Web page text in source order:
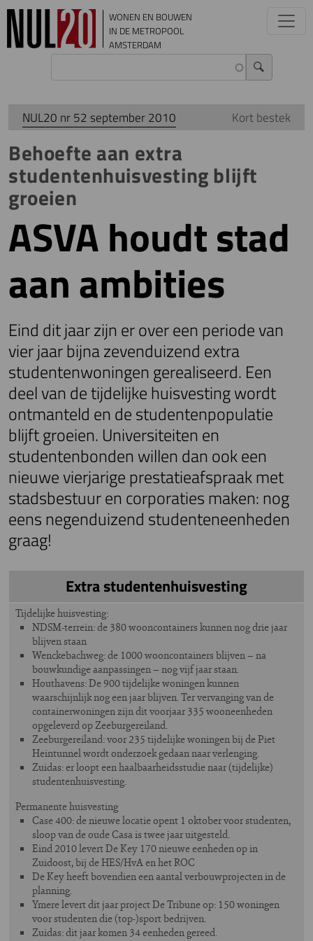
Overslaan en naar de inhoud gaan
WONEN EN BOUWEN
IN DE METROPOOL
AMSTERDAM
NUL20 nr 52 september 2010 Kort bestek
Behoefte aan extra
studentenhuisvesting blijft
groeien
ASVA houdt stad
aan ambities
Eind dit jaar zijn er over een periode van
vier jaar bijna zevenduizend extra
studentenwoningen gerealiseerd. Een
deel van de tijdelijke huisvesting wordt
ontmanteld en de studentenpopulatie
blijft groeien. Universiteiten en
studentenbonden willen dan ook een
nieuwe vierjarige prestatieafspraak met
stadsbestuur en corporaties maken: nog
eens negenduizend studenteneenheden
graag!
Extra studentenhuisvesting
Tijdelijke huisvesting:
NDSM-terrein: de 380 wooncontainers kunnen nog drie jaar
blijven staan
Wenckebachweg: de 1000 wooncontainers blijven – na
bouwkundige aanpassingen – nog vijf jaar staan.
Houthavens: De 900 tijdelijke woningen kunnen
waarschijnlijk nog een jaar blijven. Ter vervanging van de
containerwoningen zijn dit voorjaar 335 wooneenheden
opgeleverd op Zeeburgereiland.
Zeeburgereiland: voor 235 tijdelijke woningen bij de Piet
Heintunnel wordt onderzoek gedaan naar verlenging.
Zuidas: er loopt een haalbaarheidsstudie naar (tijdelijke)
studentenhuisvesting.
Permanente huisvesting
Case 400: de nieuwe locatie opent 1 oktober voor studenten,
sloop van de oude Casa is twee jaar uitgesteld.
Eind 2010 levert De Key 170 nieuwe eenheden op in
Zuidoost, bij de HES/HvA en het ROC
De Key heeft bovendien een aantal verbouwprojecten in de
planning.
Ymere levert dit jaar project De Tribune op: 150 woningen
voor studenten die (top-)sport bedrijven.
Zuidas: dit jaar komen 34 eenheden gereed.